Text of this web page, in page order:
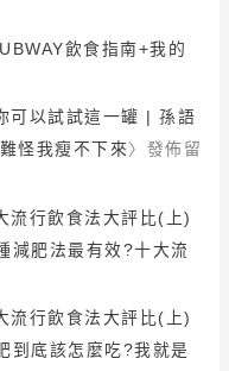
飲食指南+我的
可以試試這一罐 | 孫語
怪我瘦不下來〉發佈留
流行飲食法大評比(上)
減肥法最有效?十大流
流行飲食法大評比(上)
到底該怎麼吃?我就是